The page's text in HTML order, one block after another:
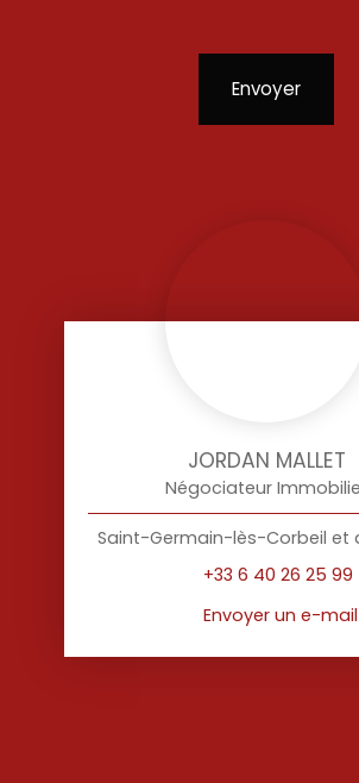
Envoyer
JORDAN MALLET
Négociateur
Saint-Germain-lès-Corbeil et
+33 6 40 26 25 99
Envoyer un e-mail